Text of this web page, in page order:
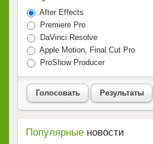
After Effects
Premiere Pro
DaVinci Resolve
Apple Motion, Final Cut Pro
ProShow Producer
Голосовать Результаты
Популярные новости